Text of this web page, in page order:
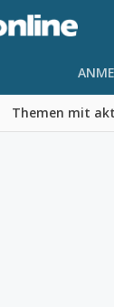
Themen mit